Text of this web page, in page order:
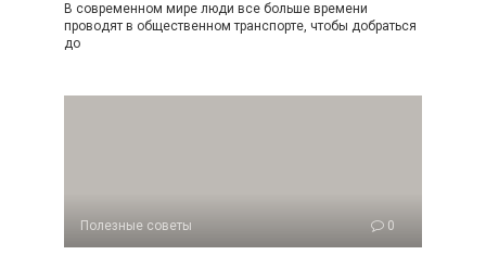
В современном мире люди все больше времени
проводят в общественном транспорте, чтобы добраться
до
Полезные советы 0